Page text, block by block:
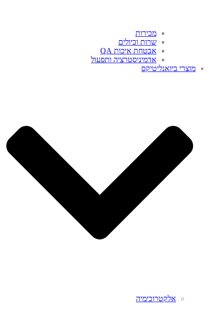
מכירות
שרות וכיולים
אבטחת איכות QA
אדמיניסטרציה ותפעול
מוצרי ביואנליטיקס
אלקטרוכימיה